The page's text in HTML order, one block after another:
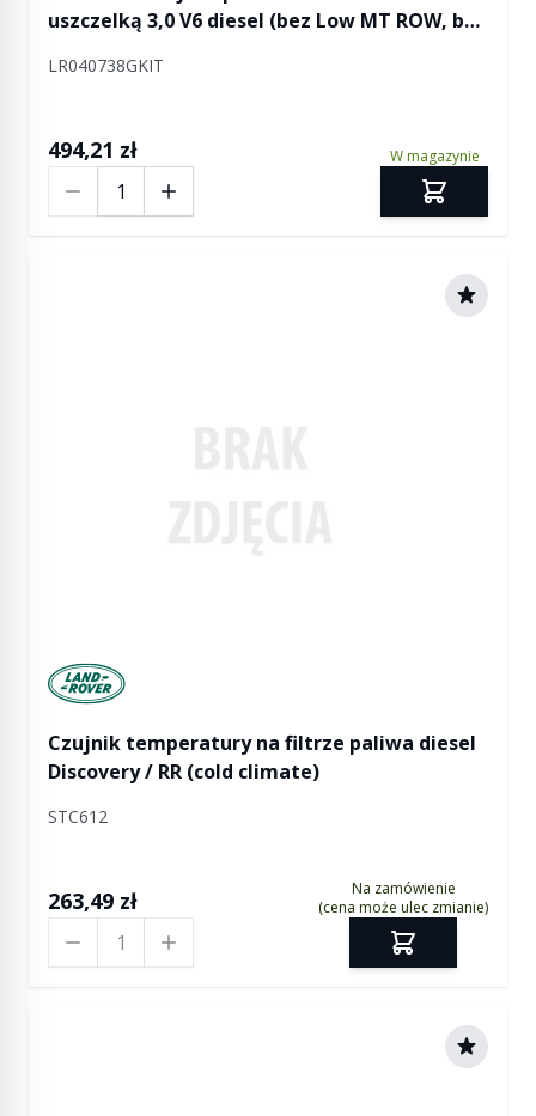
uszczelką 3,0 V6 diesel (bez Low MT ROW, bez
Sport od 2014
LR040738GKIT
494,21 zł W magazynie
Manufactured by Land rover
Czujnik temperatury na filtrze paliwa diesel
Discovery / RR (cold climate)
STC612
263,49 zł
Na zamówienie
(cena może ulec zmianie)